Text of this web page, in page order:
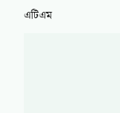
এটিএম